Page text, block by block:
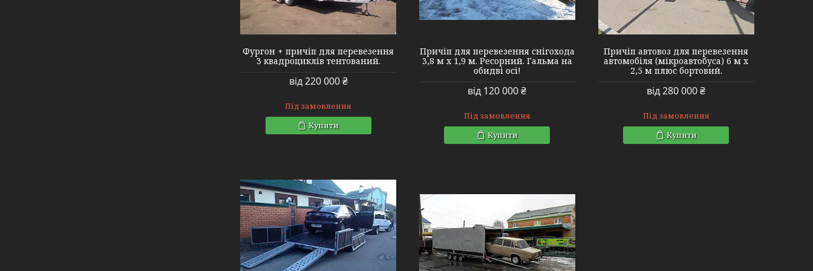
Фургон + причіп для перевезення
3 квадроциклів тентований.
від 220 000 ₴
Під замовлення
Купити
Причіп для перевезення снігохода
3,8 м х 1,9 м. Ресорний. Гальма на
обидві осі!
від 120 000 ₴
Під замовлення
Купити
Причіп автовоз для перевезення
автомобіля (мікроавтобуса) 6 м х
2,5 м плюс бортовий.
від 280 000 ₴
Під замовлення
Купити